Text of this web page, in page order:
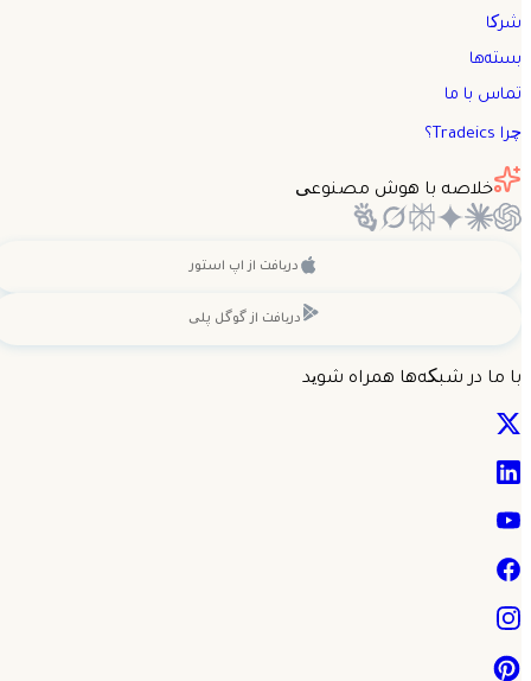
شرکا
بسته‌ها
تماس با ما
چرا Tradeics؟
خلاصه با هوش مصنوعی
دریافت از اپ استور
دریافت از گوگل پلی
با ما در شبکه‌ها همراه شوید